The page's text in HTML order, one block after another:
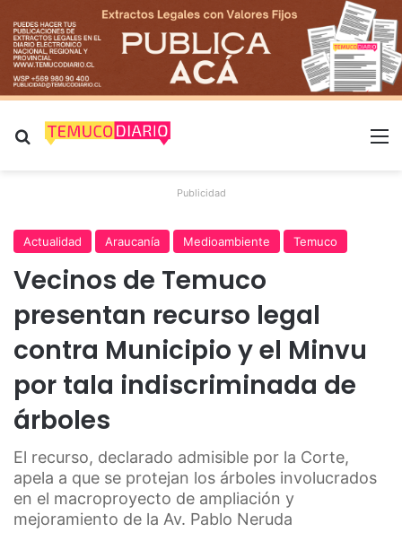
Buscar por
Publicidad
Actualidad Araucanía Medioambiente Temuco
Vecinos de Temuco
presentan recurso legal
contra Municipio y el Minvu
por tala indiscriminada de
árboles
El recurso, declarado admisible por la Corte,
apela a que se protejan los árboles involucrados
en el macroproyecto de ampliación y
mejoramiento de la Av. Pablo Neruda